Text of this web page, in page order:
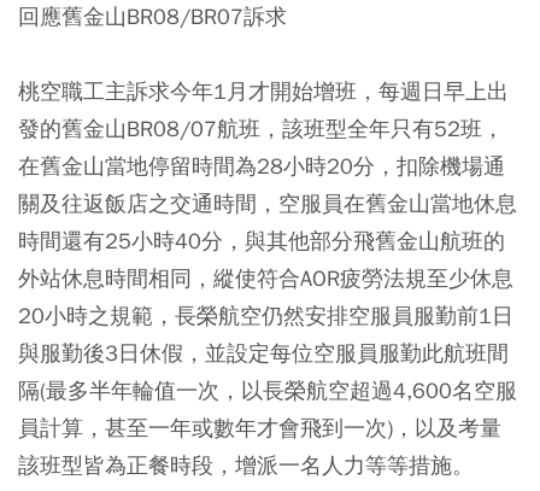
回應舊金山BR08/BR07訴求
桃空職工主訴求今年1月才開始增班，每週日早上出
發的舊金山BR08/07航班，該班型全年只有52班，
在舊金山當地停留時間為28小時20分，扣除機場通
關及往返飯店之交通時間，空服員在舊金山當地休息
時間還有25小時40分，與其他部分飛舊金山航班的
外站休息時間相同，縱使符合AOR疲勞法規至少休息
20小時之規範，長榮航空仍然安排空服員服勤前1日
與服勤後3日休假，並設定每位空服員服勤此航班間
隔(最多半年輪值一次，以長榮航空超過4,600名空服
員計算，甚至一年或數年才會飛到一次)，以及考量
該班型皆為正餐時段，增派一名人力等等措施。